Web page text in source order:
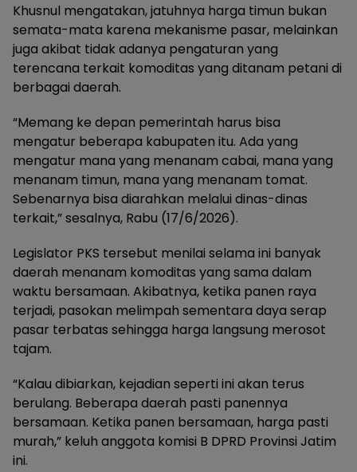
Khusnul mengatakan, jatuhnya harga timun bukan
semata-mata karena mekanisme pasar, melainkan
juga akibat tidak adanya pengaturan yang
terencana terkait komoditas yang ditanam petani di
berbagai daerah.
“Memang ke depan pemerintah harus bisa
mengatur beberapa kabupaten itu. Ada yang
mengatur mana yang menanam cabai, mana yang
menanam timun, mana yang menanam tomat.
Sebenarnya bisa diarahkan melalui dinas-dinas
terkait,” sesalnya, Rabu (17/6/2026).
Legislator PKS tersebut menilai selama ini banyak
daerah menanam komoditas yang sama dalam
waktu bersamaan. Akibatnya, ketika panen raya
terjadi, pasokan melimpah sementara daya serap
pasar terbatas sehingga harga langsung merosot
tajam.
“Kalau dibiarkan, kejadian seperti ini akan terus
berulang. Beberapa daerah pasti panennya
bersamaan. Ketika panen bersamaan, harga pasti
murah,” keluh anggota komisi B DPRD Provinsi Jatim
ini.